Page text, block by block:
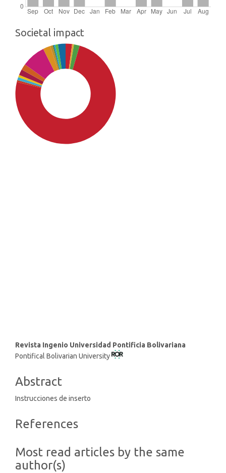
Societal impact
Main
Article
Revista Ingenio Universidad Pontificia Bolivariana
Pontifical Bolivarian University
Abstract
Instrucciones de inserto
Article
References
Most read articles by the same
author(s)